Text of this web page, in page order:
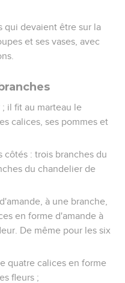
qui devaient être sur la
et ses vases, avec
il fit au marteau le
calices, ses pommes et
côtés : trois branches du
du chandelier de
à une branche,
en forme d'amande à
De même pour les six
quatre calices en forme
fleurs ;